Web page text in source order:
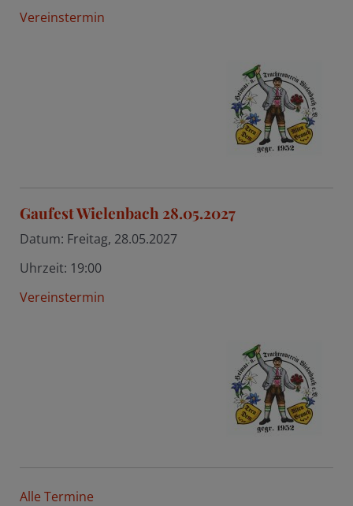
Vereinstermin
Gaufest Wielenbach 28.05.2027
Datum: Freitag, 28.05.2027
Uhrzeit: 19:00
Vereinstermin
Alle Termine